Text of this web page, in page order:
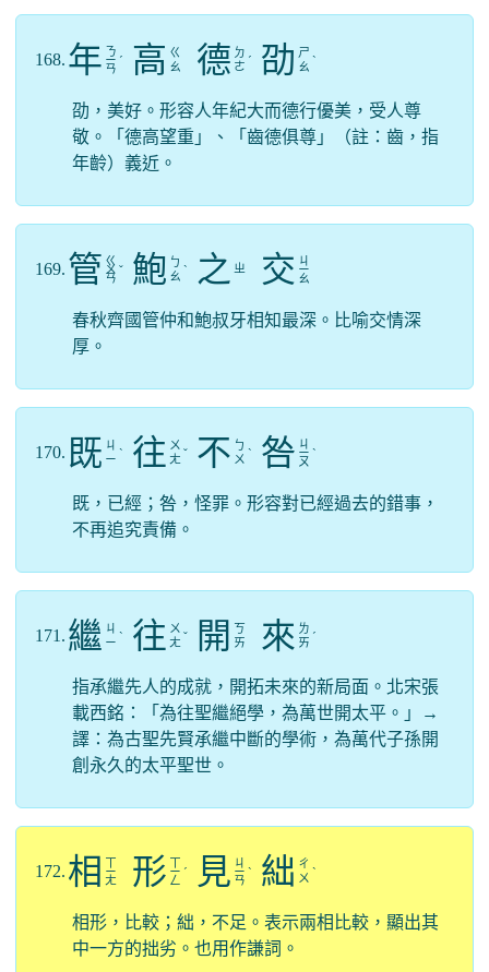
168. 年 ㄋ
ㄧ
ㄢ
ˊ 高 ㄍ
ㄠ
德 ㄉ
ㄜ ˊ 劭 ㄕ
ㄠ ˋ
劭，美好。形容人年紀大而德行優美，受人尊
敬。「德高望重」、「齒德俱尊」（註：齒，指
年齡）義近。
169. 管 ㄍ
ㄨ
ㄢ
ˇ 鮑 ㄅ
ㄠ ˋ 之 ㄓ 交 ㄐ
ㄧ
ㄠ
春秋齊國管仲和鮑叔牙相知最深。比喻交情深
厚。
170. 既 ㄐ
ㄧ ˋ 往 ㄨ
ㄤ ˇ 不 ㄅ
ㄨ ˋ 咎 ㄐ
ㄧ
ㄡ
ˋ
既，已經；咎，怪罪。形容對已經過去的錯事，
不再追究責備。
171. 繼 ㄐ
ㄧ ˋ 往 ㄨ
ㄤ ˇ 開
ㄎ
ㄞ
來 ㄌ
ㄞ ˊ
指承繼先人的成就，開拓未來的新局面。北宋張
載西銘：「為往聖繼絕學，為萬世開太平。」→
譯：為古聖先賢承繼中斷的學術，為萬代子孫開
創永久的太平聖世。
172. 相 ㄧ
ㄤ 形 ㄧ
ㄥ
ˊ 見 ㄐ
ㄧ
ㄢ
ˋ 絀 ㄔ
ㄨ ˋ
相形，比較；絀，不足。表示兩相比較，顯出其
中一方的拙劣。也用作謙詞。